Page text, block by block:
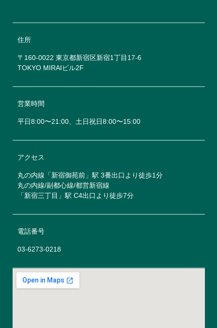
住所
〒160-0022 東京都新宿区新宿1丁目17-6
TOKYO MIRAIビル2F
営業時間
平日8:00〜21:00、土日祝日8:00〜15:00
アクセス
丸の内線「新宿御苑前」駅 3番出口より徒歩1分
丸の内線/副都心線/都営新宿線
「新宿三丁目」駅 C4出口より徒歩7分
電話番号
03-6273-0218